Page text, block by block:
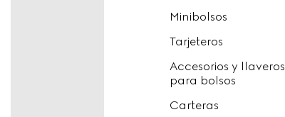
Minibolsos
Tarjeteros
Accesorios y llaveros
para bolsos
Carteras